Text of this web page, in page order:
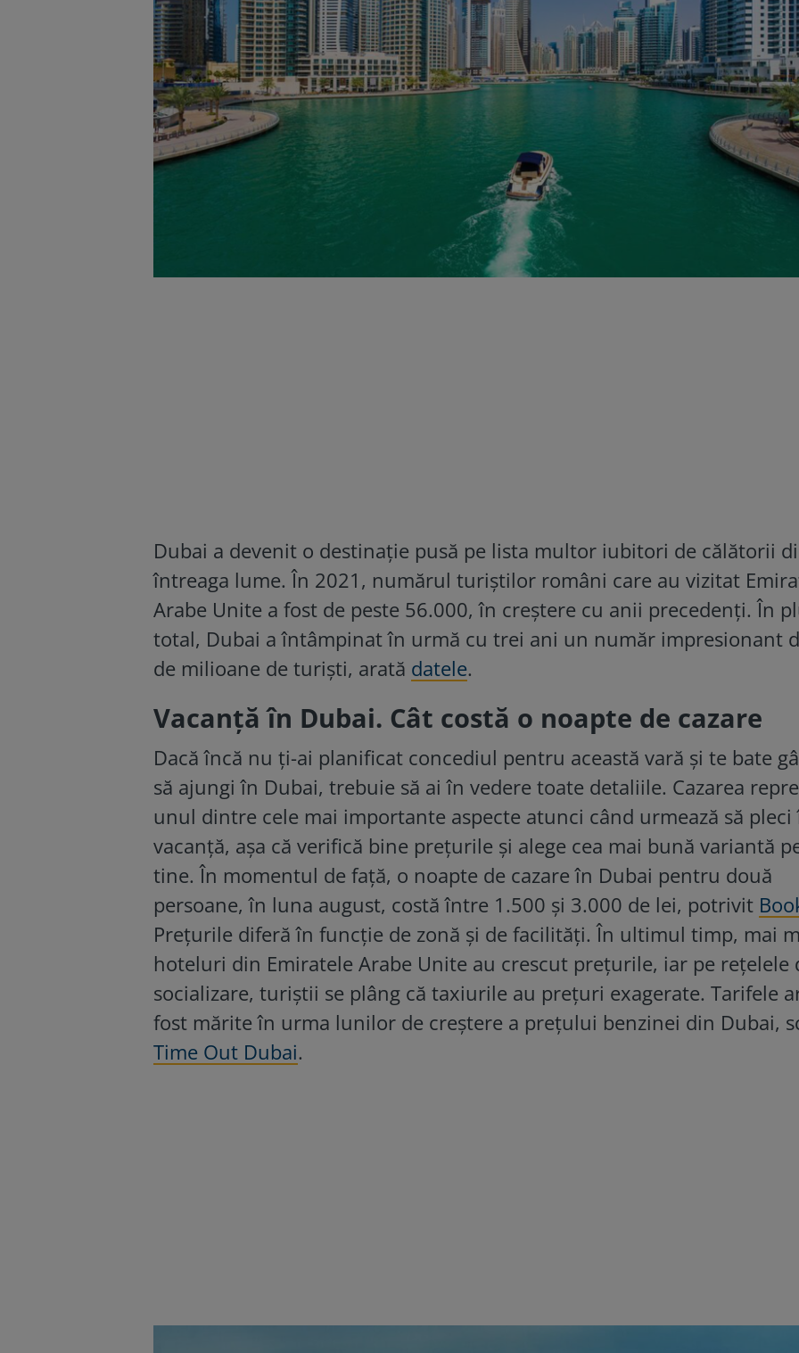
Dubai a devenit o destinație pusă pe lista multor iubitori de călătorii
întreaga lume. În 2021, numărul turiștilor români care au vizitat
Arabe Unite a fost de peste 56.000, în creștere cu anii precedenți. În
total, Dubai a întâmpinat în urmă cu trei ani un număr impresionant
de milioane de turiști, arată datele.
Vacanță în Dubai. Cât costă o noapte de cazare
Dacă încă nu ți-ai planificat concediul pentru această vară și te bate
să ajungi în Dubai, trebuie să ai în vedere toate detaliile. Cazarea
unul dintre cele mai importante aspecte atunci când urmează să pleci
vacanță, așa că verifică bine prețurile și alege cea mai bună variantă
tine. În momentul de față, o noapte de cazare în Dubai pentru două
persoane, în luna august, costă între 1.500 și 3.000 de lei, potrivit
Prețurile diferă în funcție de zonă și de facilități. În ultimul timp, mai
hoteluri din Emiratele Arabe Unite au crescut prețurile, iar pe rețelele
socializare, turiștii se plâng că taxiurile au prețuri exagerate. Tarifele
fost mărite în urma lunilor de creștere a prețului benzinei din Dubai,
Time Out Dubai.